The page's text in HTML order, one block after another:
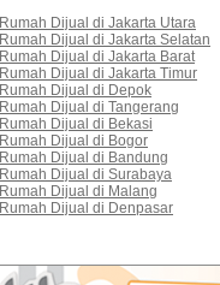
Rumah Dijual di Jakarta Utara
Rumah Dijual di Jakarta Selatan
Rumah Dijual di Jakarta Barat
Rumah Dijual di Jakarta Timur
Rumah Dijual di Depok
Rumah Dijual di Tangerang
Rumah Dijual di Bekasi
Rumah Dijual di Bogor
Rumah Dijual di Bandung
Rumah Dijual di Surabaya
Rumah Dijual di Malang
Rumah Dijual di Denpasar